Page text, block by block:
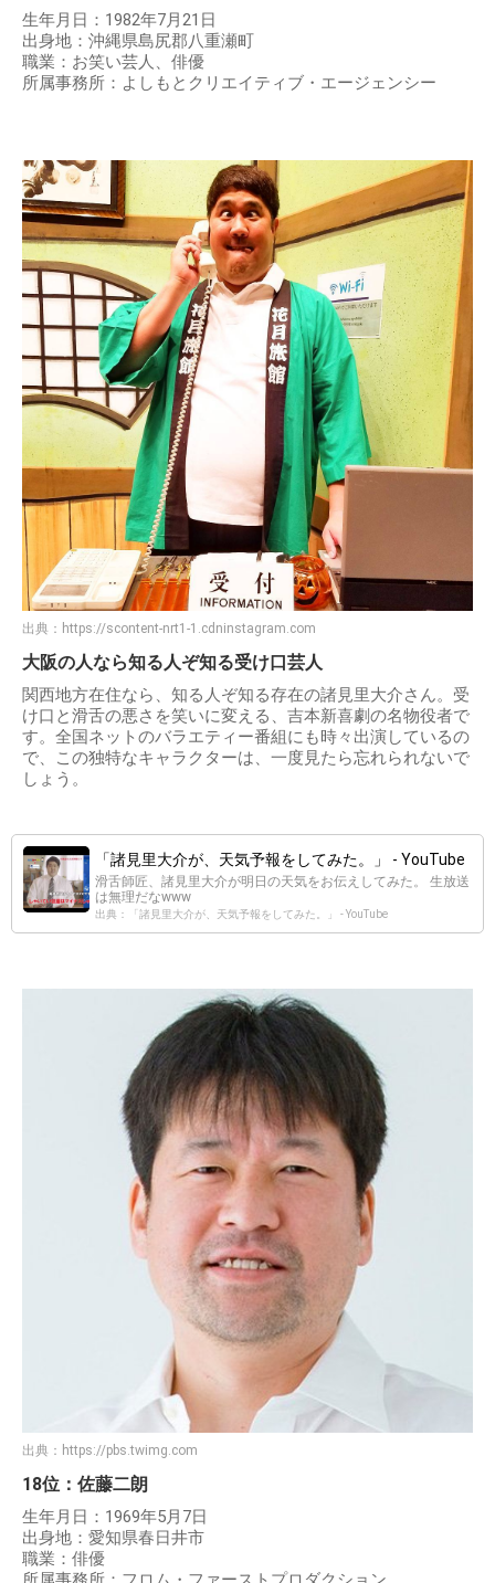
生年月日：1982年7月21日
出身地：沖縄県島尻郡八重瀬町
職業：お笑い芸人、俳優
所属事務所：よしもとクリエイティブ・エージェンシー
出典： https://scontent-nrt1-1.cdninstagram.com
大阪の人なら知る人ぞ知る受け口芸人
関西地方在住なら、知る人ぞ知る存在の諸見里大介さん。受
け口と滑舌の悪さを笑いに変える、吉本新喜劇の名物役者で
す。全国ネットのバラエティー番組にも時々出演しているの
で、この独特なキャラクターは、一度見たら忘れられないで
しょう。
「諸見里大介が、天気予報をしてみた。」 - YouTube
滑舌師匠、諸見里大介が明日の天気をお伝えしてみた。 生放送
は無理だなwww
出典：「諸見里大介が、天気予報をしてみた。」 - YouTube
出典： https://pbs.twimg.com
18位：佐藤二朗
生年月日：1969年5月7日
出身地：愛知県春日井市
職業：俳優